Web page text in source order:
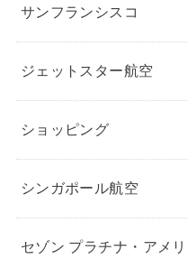
サンフランシスコ
ジェットスター航空
ショッピング
シンガポール航空
セゾン プラチナ・アメ